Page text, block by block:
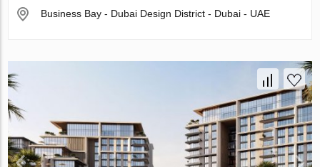
Business Bay - Dubai Design District - Dubai - UAE